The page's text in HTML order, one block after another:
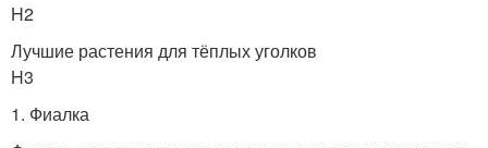
H2
Лучшие растения для тёплых уголков
H3
1. Фиалка